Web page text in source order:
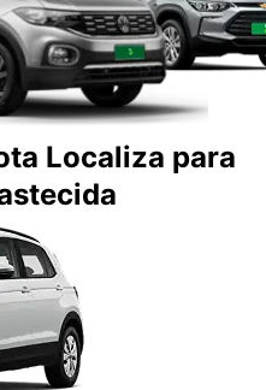
Localiza para